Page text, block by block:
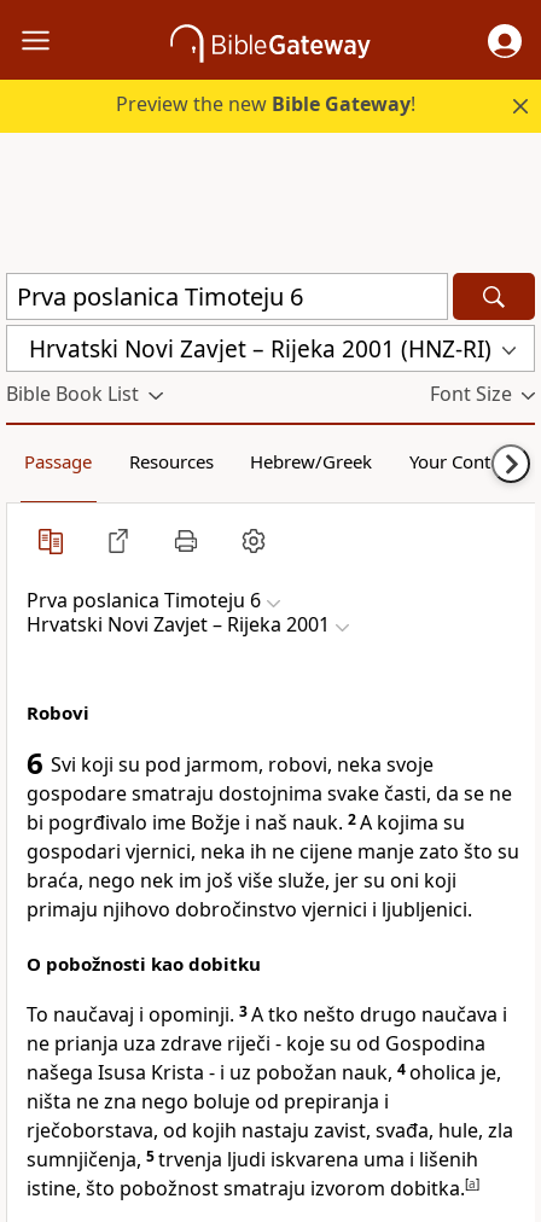
Preview the new Bible Gateway!
Hrvatski Novi Zavjet – Rijeka 2001 (HNZ-RI)
Bible Book List Font Size
Passage Resources Hebrew/Greek Your Content
Prva poslanica Timoteju 6
Hrvatski Novi Zavjet – Rijeka 2001
Robovi
6 Svi koji su pod jarmom, robovi, neka svoje
gospodare smatraju dostojnima svake časti, da se ne
bi pogrđivalo ime Božje i naš nauk. 2A kojima su
gospodari vjernici, neka ih ne cijene manje zato što su
braća, nego nek im još više služe, jer su oni koji
primaju njihovo dobročinstvo vjernici i ljubljenici.
O pobožnosti kao dobitku
To naučavaj i opominji. 3A tko nešto drugo naučava i
ne prianja uza zdrave riječi - koje su od Gospodina
našega Isusa Krista - i uz pobožan nauk, 4oholica je,
ništa ne zna nego boluje od prepiranja i
rječoborstava, od kojih nastaju zavist, svađa, hule, zla
sumnjičenja, 5trvenja ljudi iskvarena uma i lišenih
istine, što pobožnost smatraju izvorom dobitka.[a]